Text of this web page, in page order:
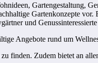
Gartengestaltung,
Gartenkonzepte
und
Angebote rund um
finden. Zudem bietet an